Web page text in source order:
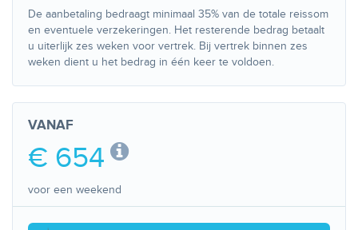
De aanbetaling bedraagt minimaal 35% van de totale reissom
en eventuele verzekeringen. Het resterende bedrag betaalt
u uiterlijk zes weken voor vertrek. Bij vertrek binnen zes
weken dient u het bedrag in één keer te voldoen.
VANAF
€ 654
voor een weekend